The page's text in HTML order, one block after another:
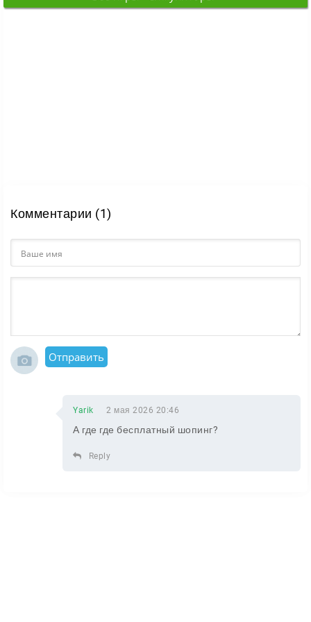
Комментарии (1)
Отправить
Yarik 2 мая 2026 20:46
А где где бесплатный шопинг?
Reply